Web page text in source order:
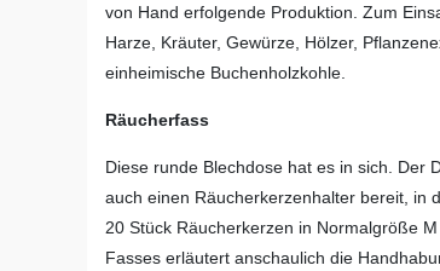
von Hand erfolgende Produktion. Zum
Harze, Kräuter, Gewürze, Hölzer,
einheimische Buchenholzkohle.
Räucherfass
Diese runde Blechdose hat es in sich. Der
auch einen Räucherkerzenhalter bereit, in
20 Stück Räucherkerzen in Normalgröße
Fasses erläutert anschaulich die